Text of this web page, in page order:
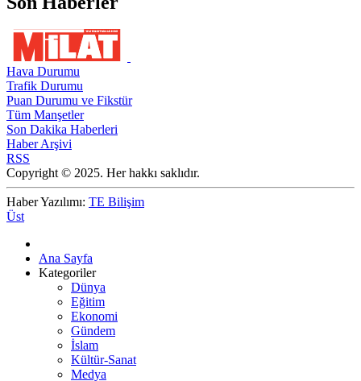
Hava Durumu
Trafik Durumu
Puan Durumu ve Fikstür
Tüm Manşetler
Son Dakika Haberleri
Haber Arşivi
RSS
Copyright © 2025. Her hakkı saklıdır.
Haber Yazılımı: TE Bilişim
Üst
Ana Sayfa
Kategoriler
Dünya
Eğitim
Ekonomi
Gündem
İslam
Kültür-Sanat
Medya